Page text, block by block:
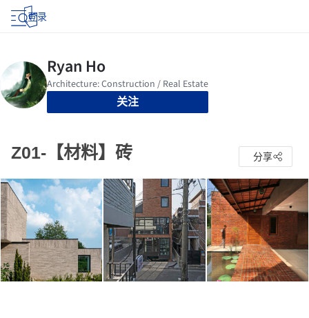
登录
关注
Z01-【材料】砖 分享